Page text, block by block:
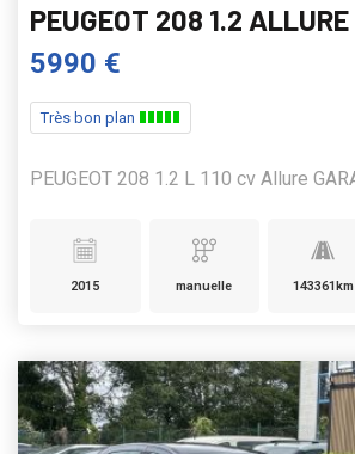
PEUGEOT 208 1.2
5990 €
Très bon plan
PEUGEOT 208 1.2 L 110 cv Allure
2015 manuelle 143361km